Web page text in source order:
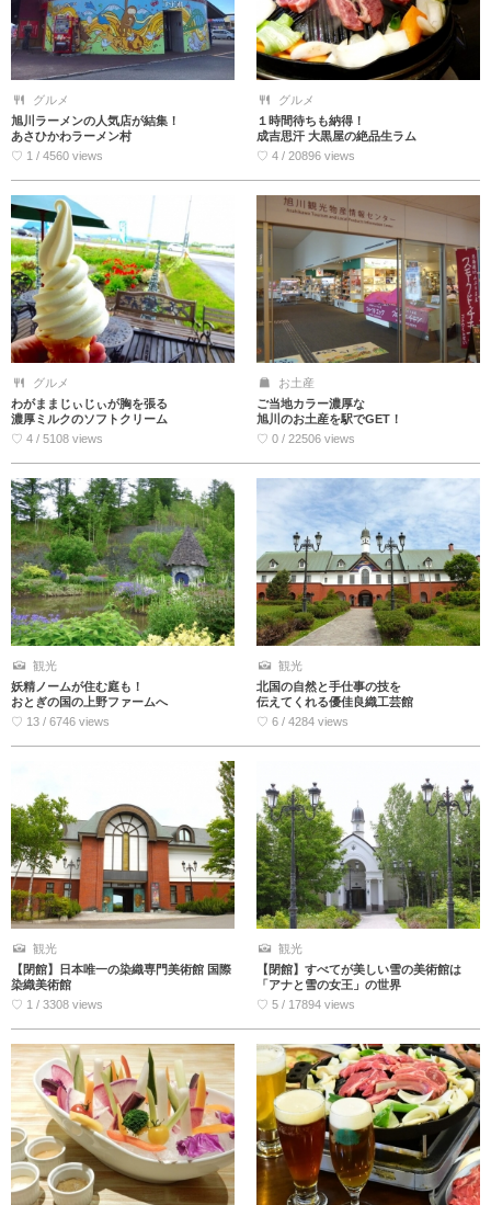
グルメ
旭川ラーメンの人気店が結集！
あさひかわラーメン村
♡ 1 / 4560 views
グルメ
１時間待ちも納得！
成吉思汗 大黒屋の絶品生ラム
♡ 4 / 20896 views
グルメ
わがままじぃじぃが胸を張る
濃厚ミルクのソフトクリーム
♡ 4 / 5108 views
お土産
ご当地カラー濃厚な
旭川のお土産を駅でGET！
♡ 0 / 22506 views
観光
妖精ノームが住む庭も！
おとぎの国の上野ファームへ
♡ 13 / 6746 views
観光
北国の自然と手仕事の技を
伝えてくれる優佳良織工芸館
♡ 6 / 4284 views
観光
【閉館】日本唯一の染織専門美術館 国際
染織美術館
♡ 1 / 3308 views
観光
【閉館】すべてが美しい雪の美術館は
「アナと雪の女王」の世界
♡ 5 / 17894 views